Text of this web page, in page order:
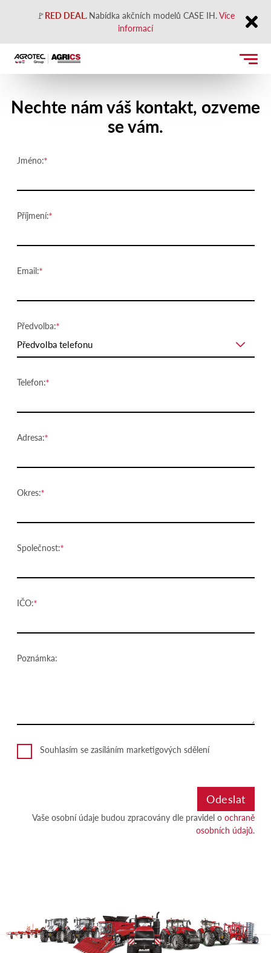
🚩RED DEAL. Nabídka akčních modelů CASE IH.Více
informací
Close
Nechte nám váš kontakt, ozveme
se vám.
Jméno:
Příjmení:
Email:
Předvolba:
Předvolba telefonu
Telefon:
Adresa:
Okres:
Společnost:
IČO:
Poznámka:
Souhlasím se zasíláním marketigových sdělení
Vaše osobní údaje budou zpracovány dle pravidel o ochraně
osobních údajů.